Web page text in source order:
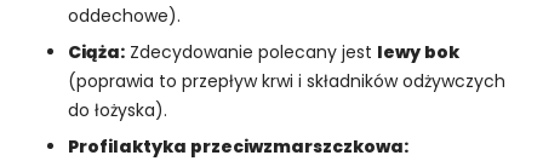
oddechowe).
Ciąża: Zdecydowanie polecany jest lewy bok
(poprawia to przepływ krwi i składników odżywczych
do łożyska).
Profilaktyka przeciwzmarszczkowa:
rk